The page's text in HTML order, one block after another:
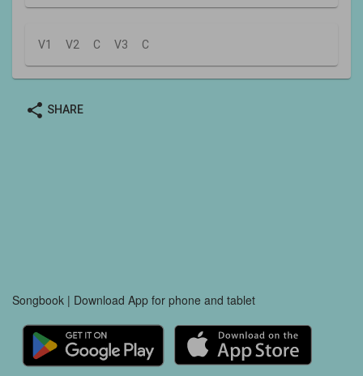
V1 V2 C V3 C
share SHARE
Songbook | Download App for phone and tablet